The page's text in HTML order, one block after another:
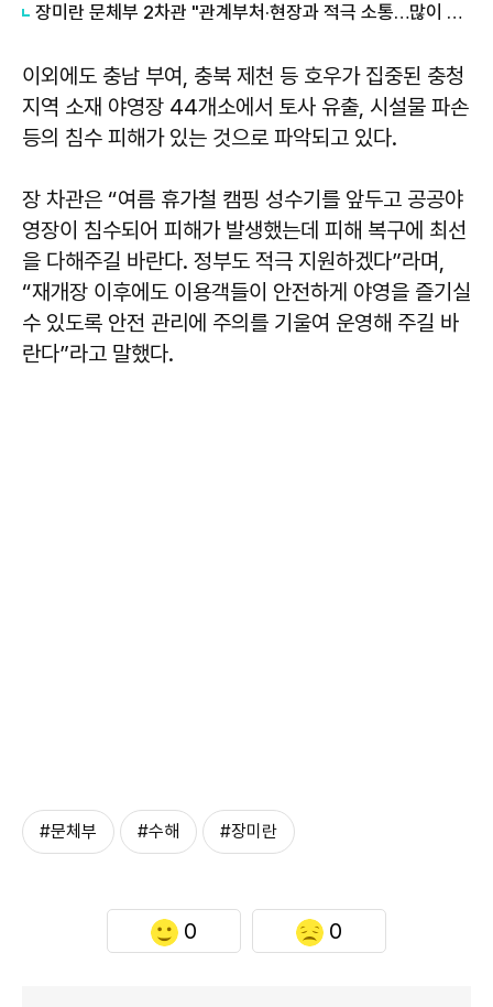
장미란 문체부 2차관 "관계부처·현장과 적극 소통…많이 배우겠다"
이외에도 충남 부여, 충북 제천 등 호우가 집중된 충청
지역 소재 야영장 44개소에서 토사 유출, 시설물 파손
등의 침수 피해가 있는 것으로 파악되고 있다.
장 차관은 “여름 휴가철 캠핑 성수기를 앞두고 공공야
영장이 침수되어 피해가 발생했는데 피해 복구에 최선
을 다해주길 바란다. 정부도 적극 지원하겠다”라며,
“재개장 이후에도 이용객들이 안전하게 야영을 즐기실
수 있도록 안전 관리에 주의를 기울여 운영해 주길 바
란다”라고 말했다.
#문체부 #수해 #장미란
0 0